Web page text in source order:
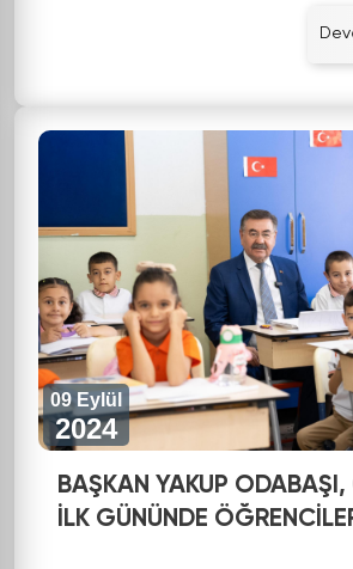
09 Eylül
2024
BAŞKAN YAKUP ODABAŞI,
İLK GÜNÜNDE